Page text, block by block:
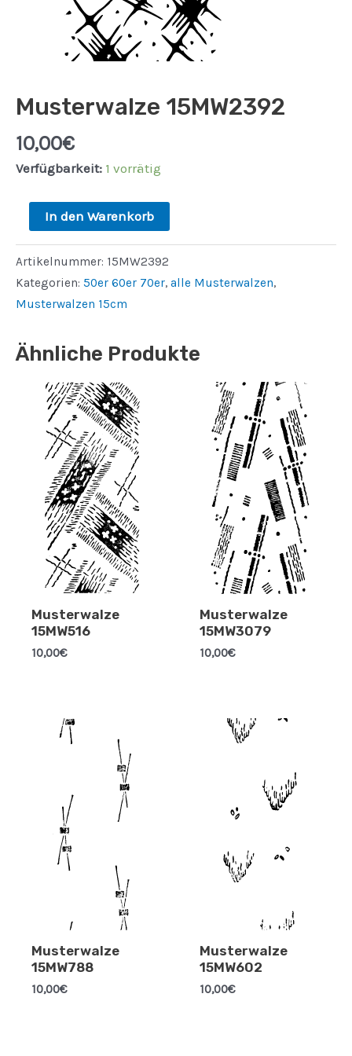
Musterwalze 15MW2392
10,00€
Verfügbarkeit: 1 vorrätig
Musterwalze
15MW2392
Menge
In den Warenkorb
Artikelnummer: 15MW2392
Kategorien: 50er 60er 70er, alle Musterwalzen,
Musterwalzen 15cm
Ähnliche Produkte
Musterwalze
15MW516
10,00€
Musterwalze
15MW3079
10,00€
Musterwalze
15MW788
10,00€
Musterwalze
15MW602
10,00€